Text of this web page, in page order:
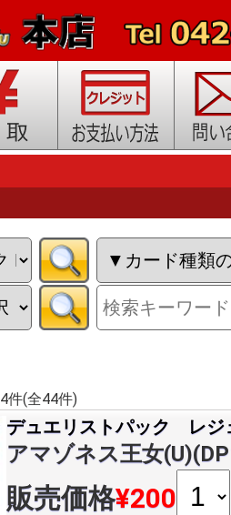
件(全44件)
デュエリストパック レジ
アマゾネス王女
販売価格¥200